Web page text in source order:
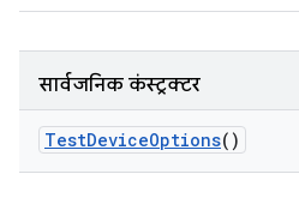
सार्वजनिक कंस्ट्रक्टर
TestDeviceOptions()